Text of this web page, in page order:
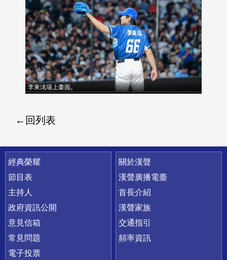
李東洺場上畫面。
回列表
快速連結
經典榮耀
節目表
主持人
政府資訊公開
意見信箱
常見問題
電子投票
關於漢聲
漢聲廣播電臺
首長介紹
漢聲家族
交通指引
頻率資訊